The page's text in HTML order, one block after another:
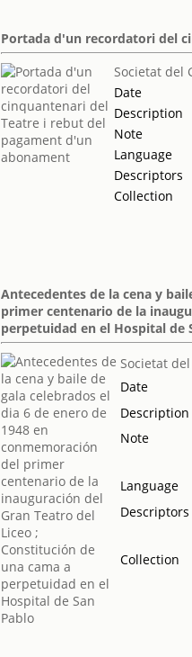
Portada d'un recordatori del
Societat del
Date
Description
Note
Language
Descriptors
Collection
Antecedentes de la cena y
primer centenario de la
perpetuidad en el Hospital de
Societat
Date
Description
Note
Language
Descriptors
Collection